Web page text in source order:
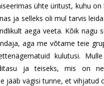
ühte üritust, kuhu
ja selleks oli mul tarvis
aega veeta. Kõik nagu
aga me võtame teie
kulutusi.
ja teiseks, mis on
jääb vägisi tunne, et vihjatud